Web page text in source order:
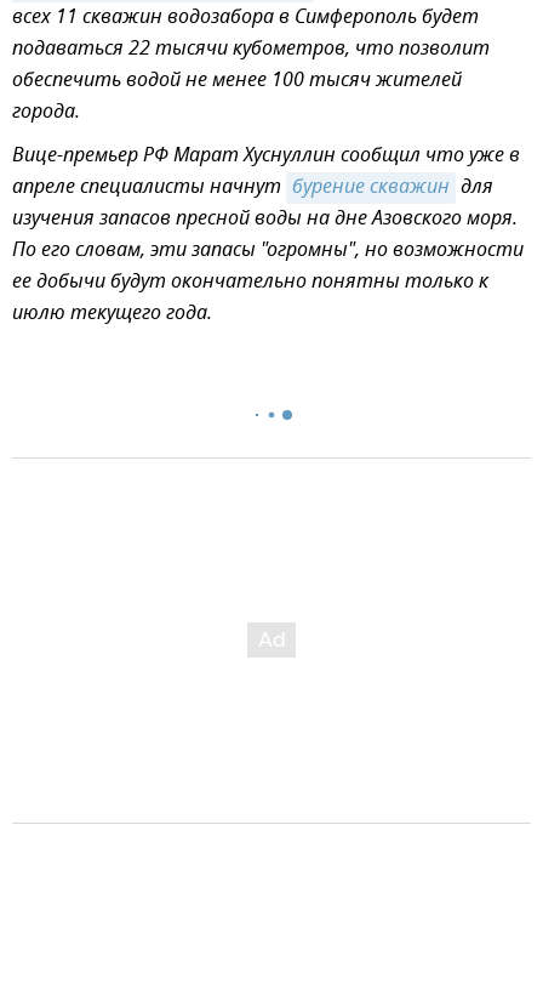
всех 11 скважин водозабора в Симферополь будет
подаваться 22 тысячи кубометров, что позволит
обеспечить водой не менее 100 тысяч жителей
города.
Вице-премьер РФ Марат Хуснуллин сообщил что уже в
апреле специалисты начнут бурение скважин для
изучения запасов пресной воды на дне Азовского моря.
По его словам, эти запасы "огромны", но возможности
ее добычи будут окончательно понятны только к
июлю текущего года.